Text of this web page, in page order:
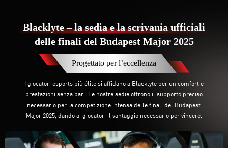
Blacklyte – la sedia e la scrivania ufficiali
delle finali del Budapest Major 2025
Progettato per l’eccellenza
I giocatori esports più élite si affidano a Blacklyte per un comfort e
prestazioni senza pari. Le nostre sedie offrono il supporto preciso
necessario per la competizione intensa delle finali del Budapest
Major 2025, dando ai giocatori il vantaggio necessario per vincere.